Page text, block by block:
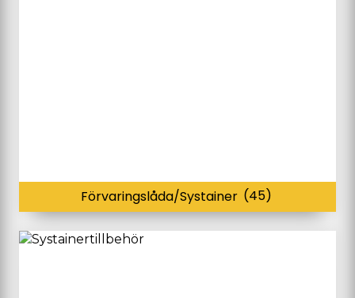
Förvaringslåda/Systainer (45)